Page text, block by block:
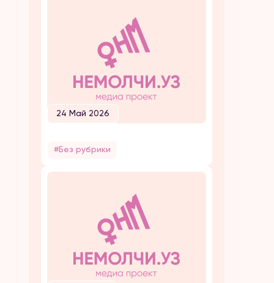
24 Май 2026
#Без рубрики